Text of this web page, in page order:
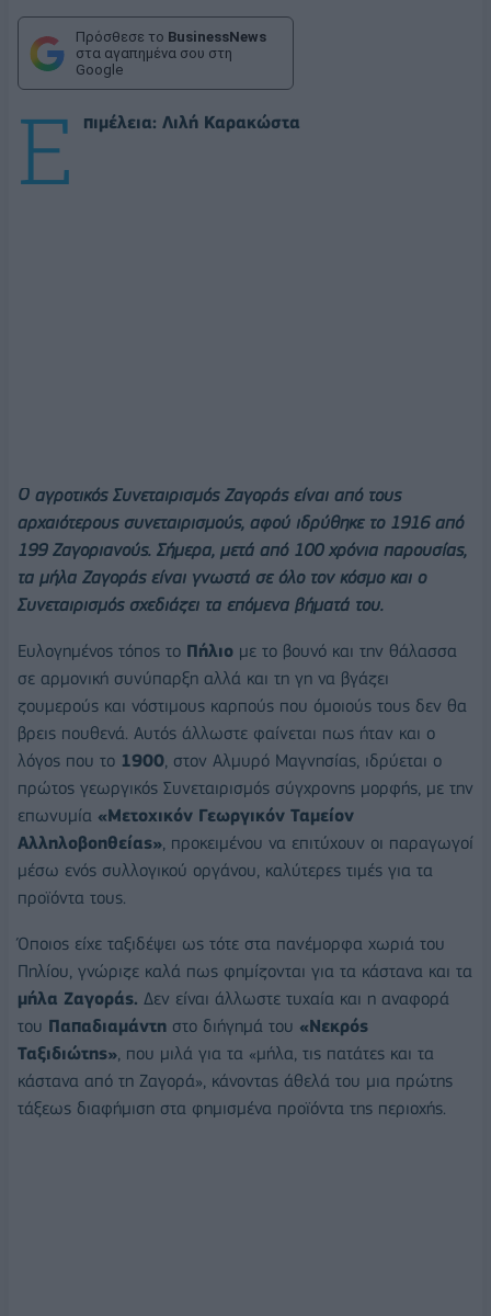
Πρόσθεσε το BusinessNews
στα αγαπημένα σου στη
Google
Ε πιμέλεια: Λιλή Καρακώστα
Ο αγροτικός Συνεταιρισμός Ζαγοράς είναι από τους
αρχαιότερους συνεταιρισμούς, αφού ιδρύθηκε το 1916 από
199 Ζαγοριανούς. Σήμερα, μετά από 100 χρόνια παρουσίας,
τα μήλα Ζαγοράς είναι γνωστά σε όλο τον κόσμο και ο
Συνεταιρισμός σχεδιάζει τα επόμενα βήματά του.
Ευλογημένος τόπος το Πήλιο με το βουνό και την θάλασσα
σε αρμονική συνύπαρξη αλλά και τη γη να βγάζει
ζουμερούς και νόστιμους καρπούς που όμοιούς τους δεν θα
βρεις πουθενά. Αυτός άλλωστε φαίνεται πως ήταν και ο
λόγος που το 1900, στον Αλμυρό Μαγνησίας, ιδρύεται ο
πρώτος γεωργικός Συνεταιρισμός σύγχρονης μορφής, με την
επωνυμία «Μετοχικόν Γεωργικόν Ταμείον
Αλληλοβοηθείας», προκειμένου να επιτύχουν οι παραγωγοί
μέσω ενός συλλογικού οργάνου, καλύτερες τιμές για τα
προϊόντα τους.
Όποιος είχε ταξιδέψει ως τότε στα πανέμορφα χωριά του
Πηλίου, γνώριζε καλά πως φημίζονται για τα κάστανα και τα
μήλα Ζαγοράς. Δεν είναι άλλωστε τυχαία και η αναφορά
του Παπαδιαμάντη στο διήγημά του «Νεκρός
Ταξιδιώτης», που μιλά για τα «μήλα, τις πατάτες και τα
κάστανα από τη Ζαγορά», κάνοντας άθελά του μια πρώτης
τάξεως διαφήμιση στα φημισμένα προϊόντα της περιοχής.